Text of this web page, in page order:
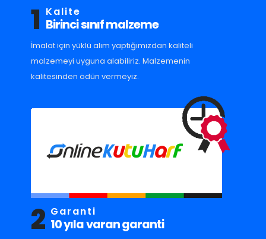
1 Kalite
Birinci sınıf malzeme
İmalat için yüklü alım yaptığımızdan kaliteli
malzemeyi uyguna alabiliriz. Malzemenin
kalitesinden ödün vermeyiz.
2 Garanti
10 yıla varan garanti